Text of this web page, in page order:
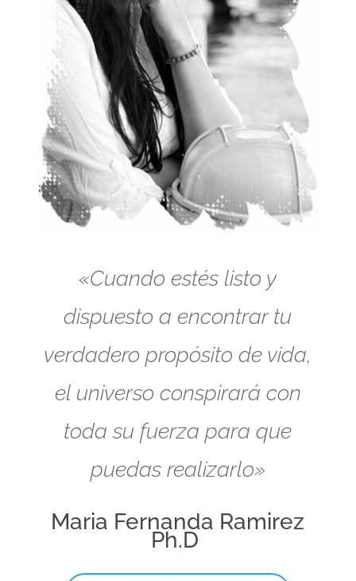
«Cuando estés listo y
dispuesto a encontrar tu
verdadero propósito de vida,
el universo conspirará con
toda su fuerza para que
puedas realizarlo»
Maria Fernanda Ramirez
Ph.D